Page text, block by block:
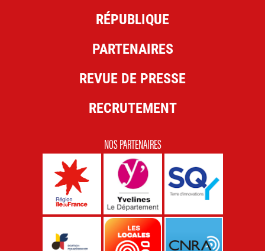
RÉPUBLIQUE
PARTENAIRES
REVUE DE PRESSE
RECRUTEMENT
NOS PARTENAIRES